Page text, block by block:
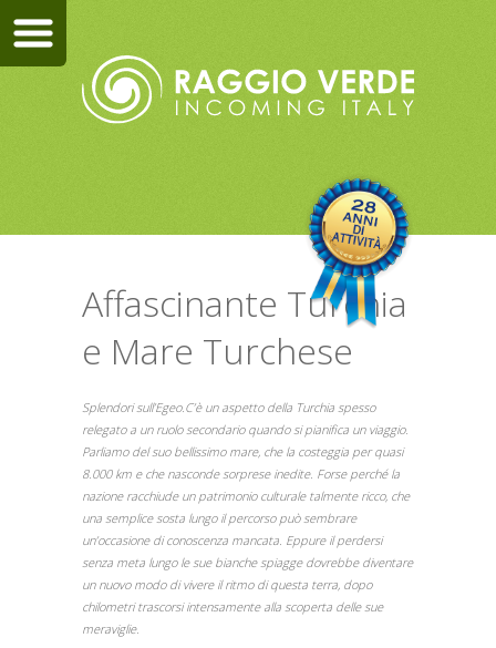
Affascinante Turchia
e Mare Turchese
Splendori sull’Egeo.C’è un aspetto della Turchia spesso
relegato a un ruolo secondario quando si pianifica un viaggio.
Parliamo del suo bellissimo mare, che la costeggia per quasi
8.000 km e che nasconde sorprese inedite. Forse perché la
nazione racchiude un patrimonio culturale talmente ricco, che
una semplice sosta lungo il percorso può sembrare
un’occasione di conoscenza mancata. Eppure il perdersi
senza meta lungo le sue bianche spiagge dovrebbe diventare
un nuovo modo di vivere il ritmo di questa terra, dopo
chilometri trascorsi intensamente alla scoperta delle sue
meraviglie.